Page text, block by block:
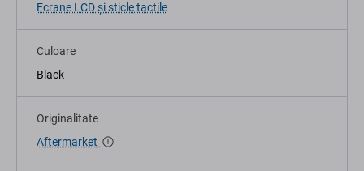
Ecrane LCD și sticle tactile
Culoare
Black
Originalitate
Aftermarket